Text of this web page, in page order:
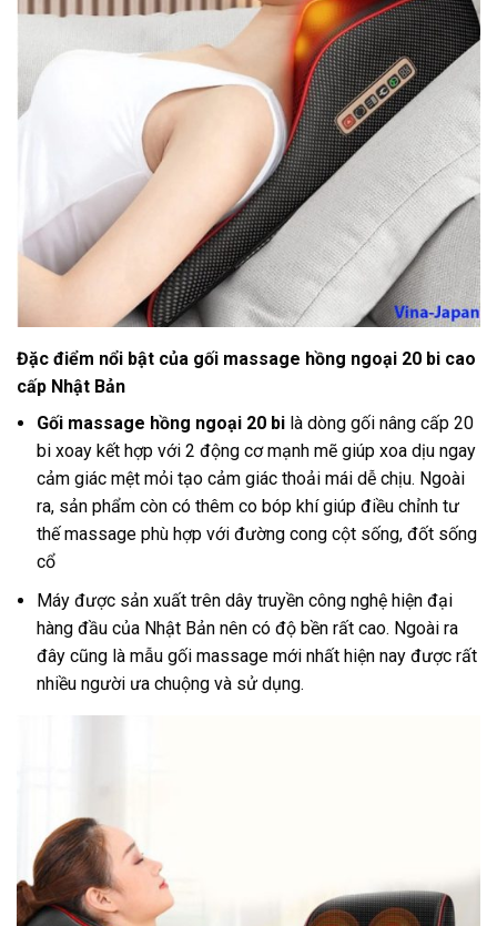
Đặc điểm nổi bật của gối massage hồng ngoại 20 bi cao
cấp Nhật Bản
Gối massage hồng ngoại 20 bi là dòng gối nâng cấp 20
bi xoay kết hợp với 2 động cơ mạnh mẽ giúp xoa dịu ngay
cảm giác mệt mỏi tạo cảm giác thoải mái dễ chịu. Ngoài
ra, sản phẩm còn có thêm co bóp khí giúp điều chỉnh tư
thế massage phù hợp với đường cong cột sống, đốt sống
cổ
Máy được sản xuất trên dây truyền công nghệ hiện đại
hàng đầu của Nhật Bản nên có độ bền rất cao. Ngoài ra
đây cũng là mẫu gối massage mới nhất hiện nay được rất
nhiều người ưa chuộng và sử dụng.